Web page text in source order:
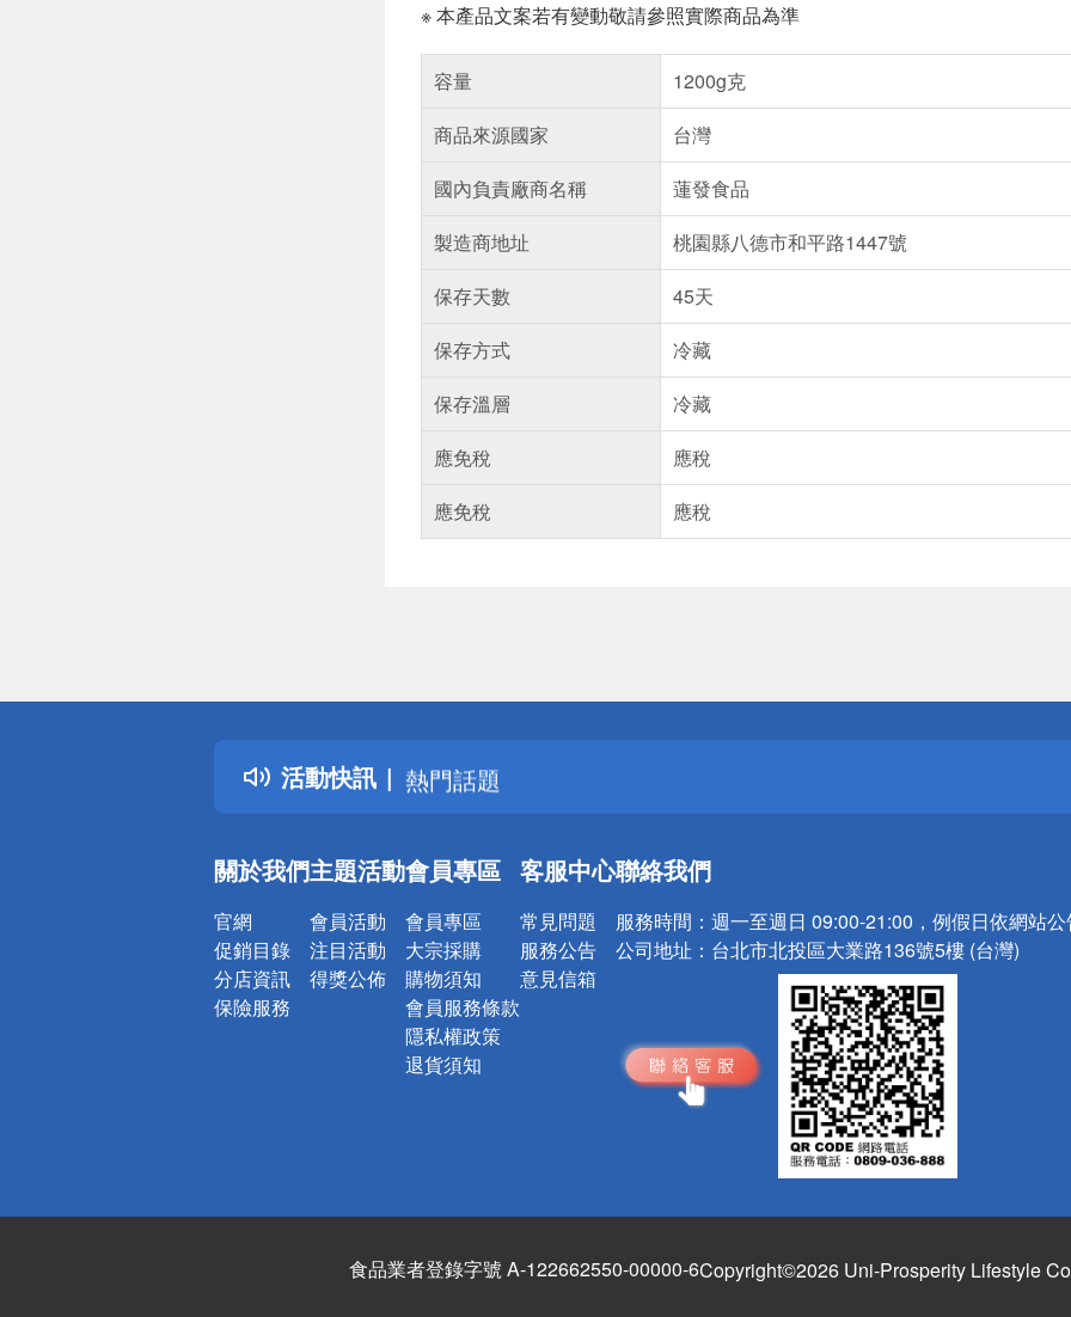
※ 本產品文案若有變動敬請參照實際商品為準
容量
1200g克
商品來源國家
台灣
國內負責廠商名稱
蓮發食品
製造商地址
桃園縣八德市和平路1447號
保存天數
45天
保存方式
冷藏
保存溫層
冷藏
應免稅
應稅
應免稅
應稅
活動快訊
詐騙網頁！請小心！
得獎公告
熱門話題
銀行優惠
詐騙網頁！請小心！
關於我們
官網
促銷目錄
分店資訊
保險服務
主題活動
會員活動
注目活動
得獎公佈
會員專區
會員專區
大宗採購
購物須知
會員服務條款
隱私權政策
退貨須知
客服中心
常見問題
服務公告
意見信箱
聯絡我們
服務時間： 週一至週日 09:00-21:00，例假日依網站
公司地址： 台北市北投區大業路136號5樓 (台灣)
食品業者登錄字號 A-122662550-00000-6Copyright©2026 Uni-Prosperity Lifestyle